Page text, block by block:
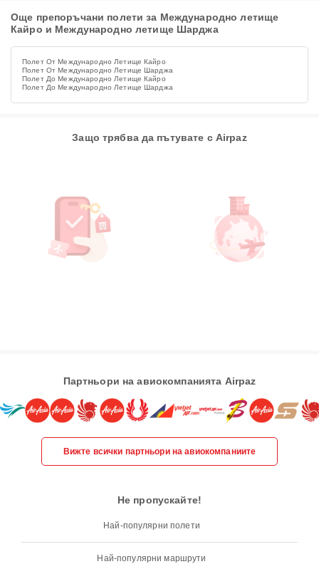
Още препоръчани полети за Международно летище
Кайро и Международно летище Шарджа
Полет От Международно Летище Кайро
Полет От Международно Летище Шарджа
Полет До Международно Летище Кайро
Полет До Международно Летище Шарджа
Защо трябва да пътувате с Airpaz
Партньори на авиокомпанията Airpaz
Вижте всички партньори на авиокомпаниите
Не пропускайте!
Най-популярни полети
Най-популярни маршрути